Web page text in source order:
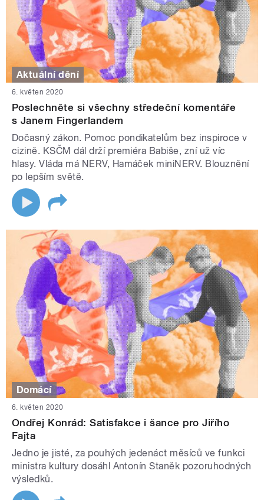
Aktuální dění
6. květen 2020
Poslechněte si všechny středeční komentáře
s Janem Fingerlandem
Dočasný zákon. Pomoc pondikatelům bez inspiroce v
cizině. KSČM dál drží premiéra Babiše, zní už víc
hlasy. Vláda má NERV, Hamáček miniNERV. Blouznění
po lepším světě.
Domácí
6. květen 2020
Ondřej Konrád: Satisfakce i šance pro Jiřího
Fajta
Jedno je jisté, za pouhých jedenáct měsíců ve funkci
ministra kultury dosáhl Antonín Staněk pozoruhodných
výsledků.